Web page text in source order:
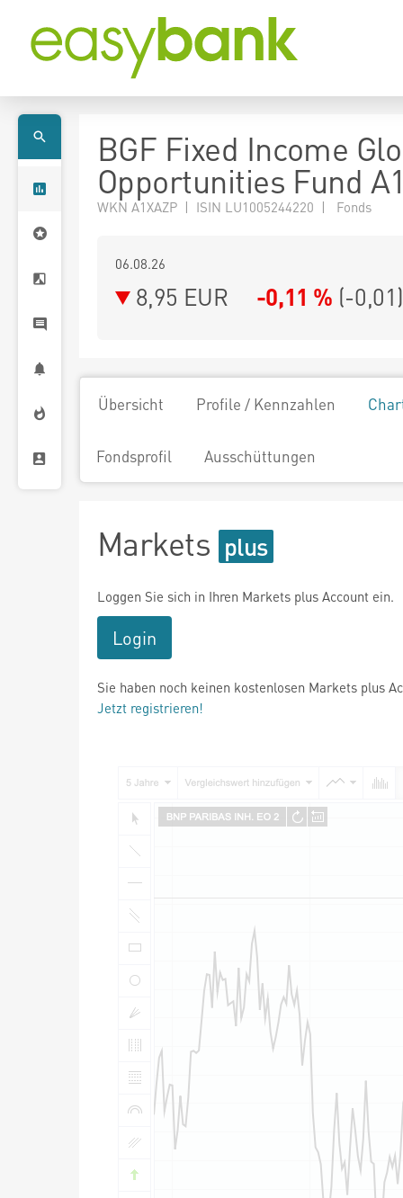
BGF Fixed Income
Opportunities Fund
WKN A1XAZP | ISIN LU1005244220 | Fonds
06.08.26
8,95 EUR -0,11 % (-0,01)
Übersicht Profile / Kennzahlen
Fondsprofil Ausschüttungen
Markets
Loggen Sie sich in Ihren Markets plus Account ein.
Login
Sie haben noch keinen kostenlosen Markets plus
Jetzt registrieren!